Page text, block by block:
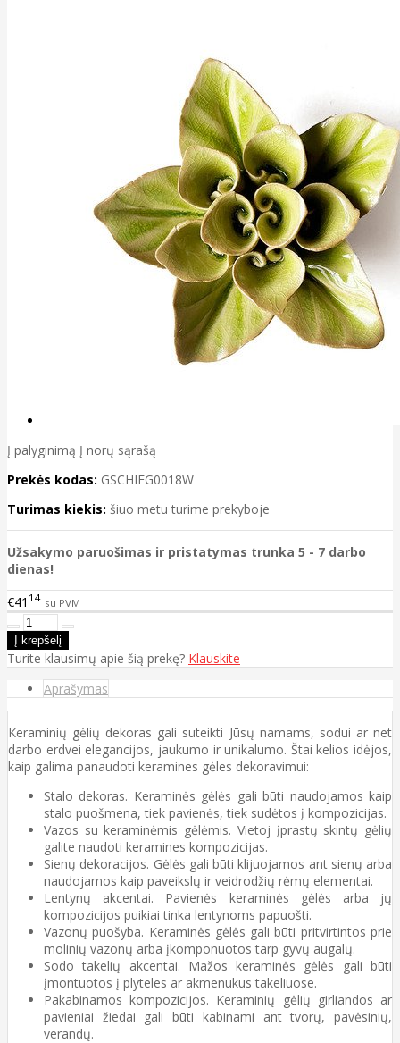
Į palyginimą Į norų sąrašą
Prekės kodas: GSCHIEG0018W
Turimas kiekis: šiuo metu turime prekyboje
Užsakymo paruošimas ir pristatymas trunka 5 - 7 darbo
dienas!
€41 14 su PVM
Turite klausimų apie šią prekę? Klauskite
Aprašymas
Keraminių gėlių dekoras gali suteikti Jūsų namams, sodui ar net
darbo erdvei elegancijos, jaukumo ir unikalumo. Štai kelios idėjos,
kaip galima panaudoti keramines gėles dekoravimui:
Stalo dekoras. Keraminės gėlės gali būti naudojamos kaip
stalo puošmena, tiek pavienės, tiek sudėtos į kompozicijas.
Vazos su keraminėmis gėlėmis. Vietoj įprastų skintų gėlių
galite naudoti keramines kompozicijas.
Sienų dekoracijos. Gėlės gali būti klijuojamos ant sienų arba
naudojamos kaip paveikslų ir veidrodžių rėmų elementai.
Lentynų akcentai. Pavienės keraminės gėlės arba jų
kompozicijos puikiai tinka lentynoms papuošti.
Vazonų puošyba. Keraminės gėlės gali būti pritvirtintos prie
molinių vazonų arba įkomponuotos tarp gyvų augalų.
Sodo takelių akcentai. Mažos keraminės gėlės gali būti
įmontuotos į plyteles ar akmenukus takeliuose.
Pakabinamos kompozicijos. Keraminių gėlių girliandos ar
pavieniai žiedai gali būti kabinami ant tvorų, pavėsinių,
verandų.